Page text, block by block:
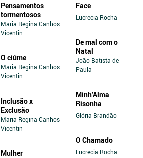
Pensamentos
tormentosos
Maria Regina Canhos
Vicentin
O ciúme
Maria Regina Canhos
Vicentin
Inclusão x
Exclusão
Maria Regina Canhos
Vicentin
Mulher
Face
Lucrecia Rocha
De mal com o
Natal
João Batista de
Paula
Minh’Alma
Risonha
Glória Brandão
O Chamado
Lucrecia Rocha